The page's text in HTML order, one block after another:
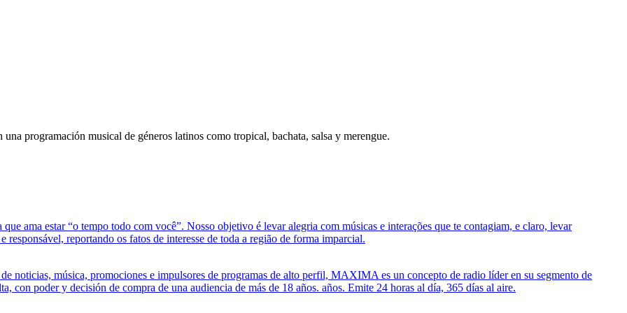
programación musical de géneros latinos como tropical, bachata, salsa y merengue.
ama estar “o tempo todo com você”. Nosso objetivo é levar alegria com músicas e interações que te contagiam, e claro, levar
reportando os fatos de interesse de toda a região de forma imparcial.
noticias, música, promociones e impulsores de programas de alto perfil, MAXIMA es un concepto de radio líder en su segmento de
con poder y decisión de compra de una audiencia de más de 18 años. años. Emite 24 horas al día, 365 días al aire.